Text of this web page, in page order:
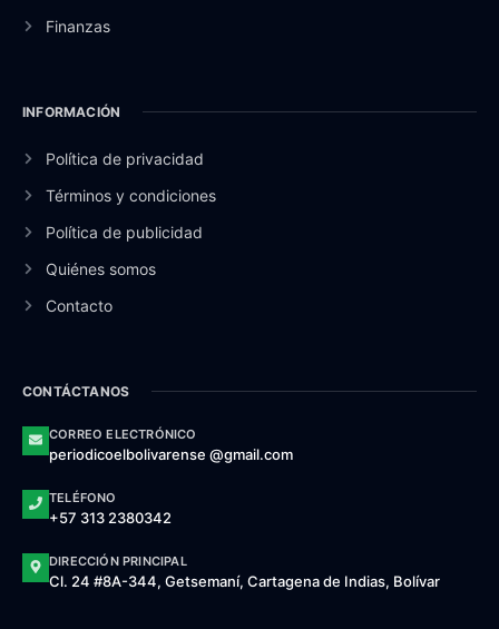
Finanzas
INFORMACIÓN
Política de privacidad
Términos y condiciones
Política de publicidad
Quiénes somos
Contacto
CONTÁCTANOS
CORREO ELECTRÓNICO
periodicoelbolivarense @gmail.com
TELÉFONO
+57 313 2380342
DIRECCIÓN PRINCIPAL
Cl. 24 #8A-344, Getsemaní, Cartagena de Indias, Bolívar